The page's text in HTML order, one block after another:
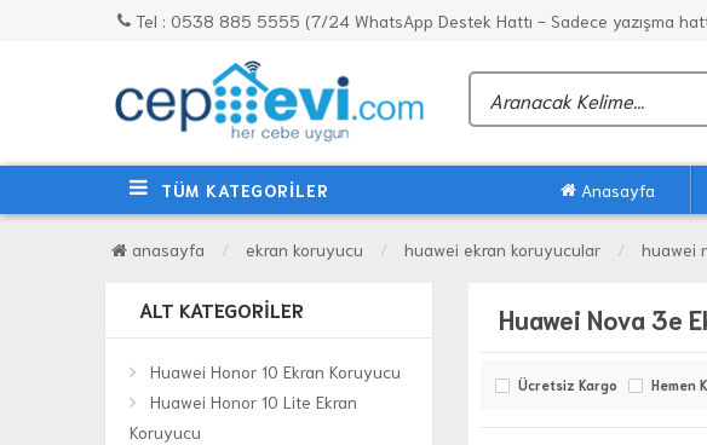
Tel : 0538 885 5555 (7/24 WhatsApp Destek Hattı - Sadece yazışma
TÜM KATEGORİLER Anasayfa
anasayfa ekran koruyucu huawei ekran koruyucular huawei
ALT KATEGORILER
Huawei Honor 10 Ekran Koruyucu
Huawei Honor 10 Lite Ekran
Koruyucu
Huawei Nova 3e
Ücretsiz Kargo Hemen